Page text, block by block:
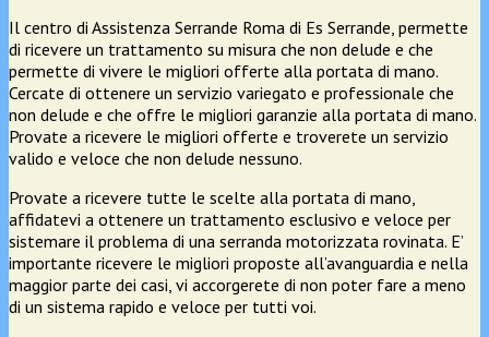
Il centro di Assistenza Serrande Roma di Es Serrande, permette
di ricevere un trattamento su misura che non delude e che
permette di vivere le migliori offerte alla portata di mano.
Cercate di ottenere un servizio variegato e professionale che
non delude e che offre le migliori garanzie alla portata di mano.
Provate a ricevere le migliori offerte e troverete un servizio
valido e veloce che non delude nessuno.
Provate a ricevere tutte le scelte alla portata di mano,
affidatevi a ottenere un trattamento esclusivo e veloce per
sistemare il problema di una serranda motorizzata rovinata. E’
importante ricevere le migliori proposte all’avanguardia e nella
maggior parte dei casi, vi accorgerete di non poter fare a meno
di un sistema rapido e veloce per tutti voi.